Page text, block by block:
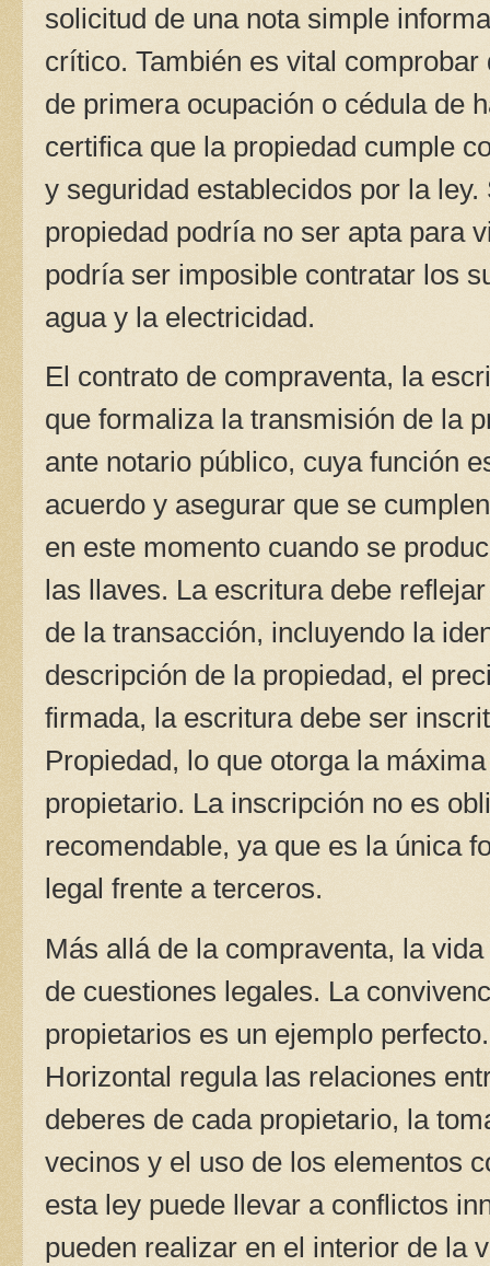
solicitud de una nota simple
crítico. También es vital
de primera ocupación o cédula de
certifica que la propiedad cumple
y seguridad establecidos por la
propiedad podría no ser apta para
podría ser imposible contratar los
agua y la electricidad.
El contrato de compraventa, la
que formaliza la transmisión de la
ante notario público, cuya función
acuerdo y asegurar que se
en este momento cuando se
las llaves. La escritura debe
de la transacción, incluyendo la
descripción de la propiedad, el
firmada, la escritura debe ser
Propiedad, lo que otorga la
propietario. La inscripción no es
recomendable, ya que es la única
legal frente a terceros.
Más allá de la compraventa, la
de cuestiones legales. La
propietarios es un ejemplo
Horizontal regula las relaciones
deberes de cada propietario, la
vecinos y el uso de los elementos
esta ley puede llevar a conflictos
pueden realizar en el interior de la